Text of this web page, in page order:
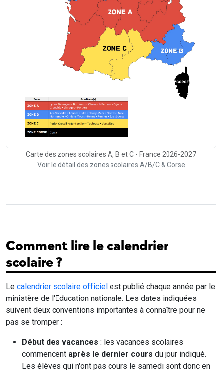
Carte des zones scolaires A, B et C - France 2026-2027
Voir le détail des zones scolaires A/B/C & Corse
Comment lire le calendrier
scolaire ?
Le calendrier scolaire officiel est publié chaque année par le
ministère de l'Education nationale. Les dates indiquées
suivent deux conventions importantes à connaître pour ne
pas se tromper :
Début des vacances : les vacances scolaires
commencent après le dernier cours du jour indiqué.
Les élèves qui n'ont pas cours le samedi sont donc en